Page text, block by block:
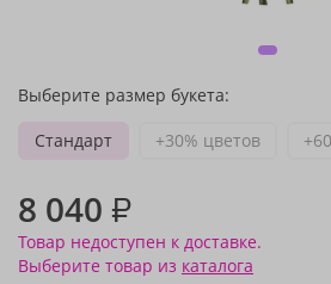
Выберите размер букета:
Стандарт
+30% цветов
8 040 ₽
Товар недоступен к доставке.
Выберите товар из каталога